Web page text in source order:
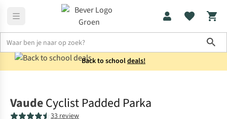
Back to schooldeals!
VaudeCyclist Padded Parka
33 review